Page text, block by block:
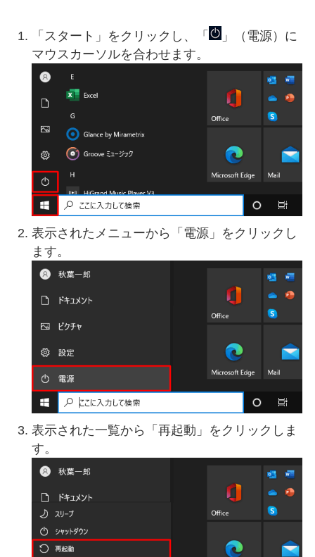
「スタート」をクリックし、「
」（電源）に
マウスカーソルを合わせます。
表示されたメニューから「電源」をクリックし
ます。
表示された一覧から「再起動」をクリックしま
す。